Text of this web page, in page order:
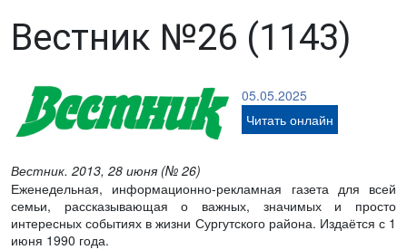
Вестник №26 (1143)
05.05.2025
Читать онлайн
Вестник. 2013, 28 июня (№ 26)
Еженедельная, информационно-рекламная газета для всей
семьи, рассказывающая о важных, значимых и просто
интересных событиях в жизни Сургутского района. Издаётся с 1
июня 1990 года.